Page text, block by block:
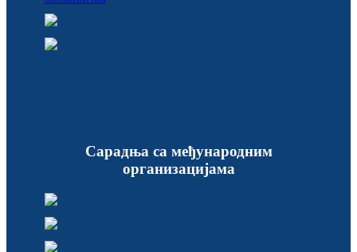
Сарадња са међународним
организацијама